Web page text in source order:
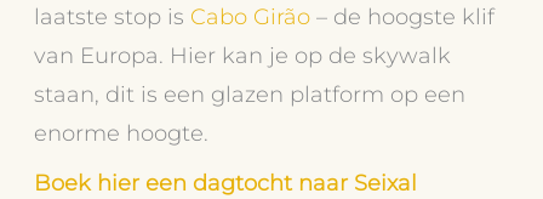
laatste stop is Cabo Girão – de hoogste klif
van Europa. Hier kan je op de skywalk
staan, dit is een glazen platform op een
enorme hoogte.
Boek hier een dagtocht naar Seixal